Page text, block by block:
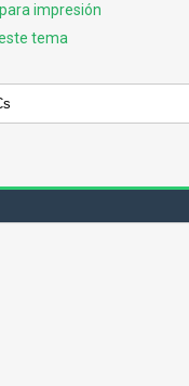
impresión
tema